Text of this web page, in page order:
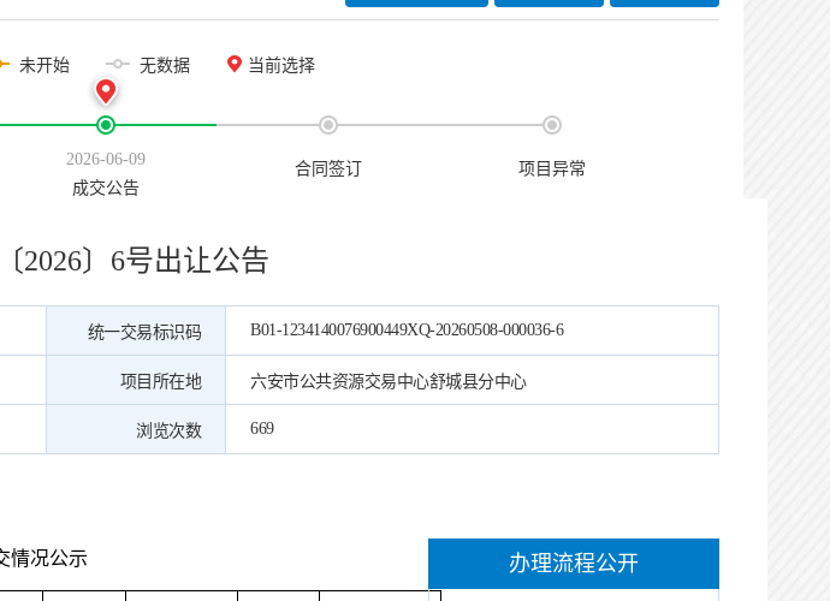
未开始 无数据 当前选择
2026-06-09
成交公告
合同签订 项目异常
2026〕6号出让公告
统一交易标识码 B01-1234140076900449XQ-20260508-000036-6
项目所在地 六安市公共资源交易中心舒城县分中心
浏览次数 669
情况公示 办理流程公开